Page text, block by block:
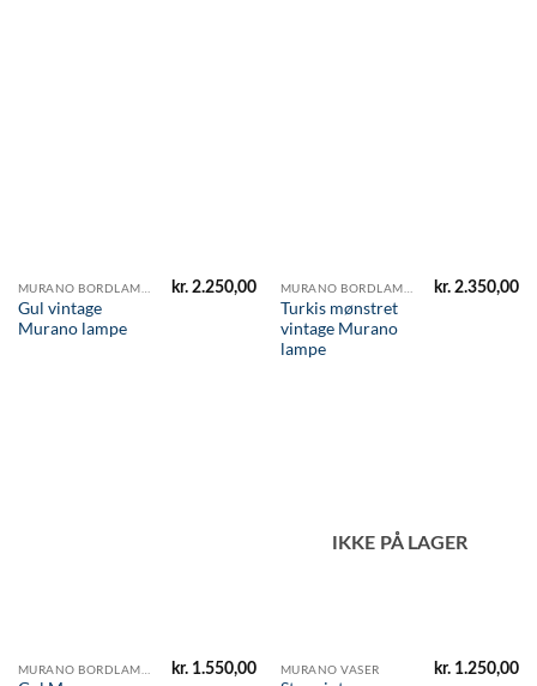
Gul vintage
Murano lampe
kr. 2.250,00
Turkis mønstret
vintage Murano
lampe
kr. 2.350,00
kr. 1.550,00
IKKE PÅ LAGER
MURANO VASER kr. 1.250,00